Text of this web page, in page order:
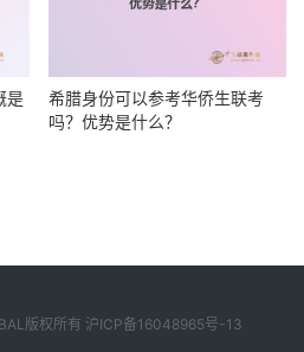
是
希腊身份可以参考华侨生联考
吗？优势是什么？
版权所有 沪ICP备16048965号-13